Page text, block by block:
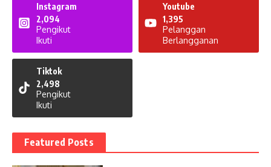
Instagram
2,094
Pengikut
Ikuti
Youtube
1,395
Pelanggan
Berlangganan
Tiktok
2,498
Pengikut
Ikuti
Featured Posts